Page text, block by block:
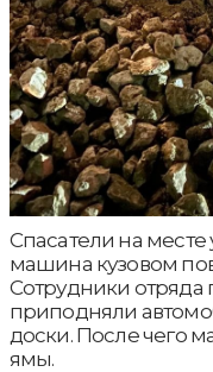
Спасатели на месте
машина кузовом
Сотрудники
приподняли
доски. После чего
ямы.